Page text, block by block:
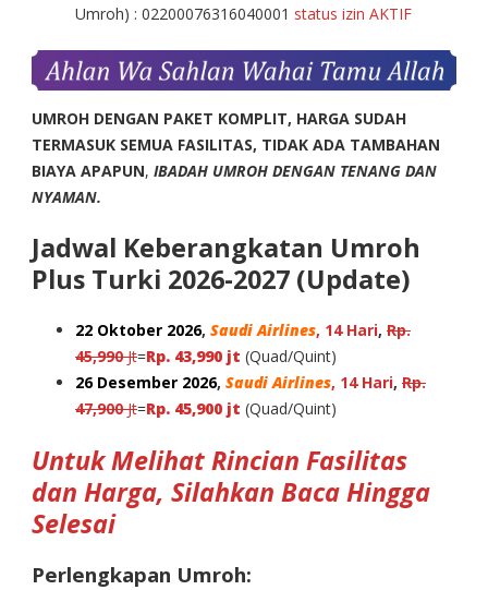
Umroh) : 02200076316040001 status izin AKTIF
UMROH DENGAN PAKET KOMPLIT, HARGA SUDAH
TERMASUK SEMUA FASILITAS, TIDAK ADA TAMBAHAN
BIAYA APAPUN, IBADAH UMROH DENGAN TENANG DAN
NYAMAN.
Jadwal Keberangkatan Umroh
Plus Turki 2026-2027 (Update)
22 Oktober 2026, Saudi Airlines, 14 Hari, Rp.
45,990Jt=Rp. 43,990 jt (Quad/Quint)
26 Desember 2026, Saudi Airlines, 14 Hari, Rp.
47,900Jt=Rp. 45,900 jt (Quad/Quint)
Untuk Melihat Rincian Fasilitas
dan Harga, Silahkan Baca Hingga
Selesai
Perlengkapan Umroh: